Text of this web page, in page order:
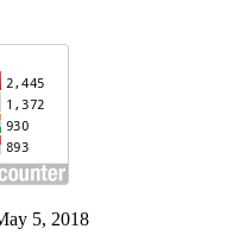
5, 2018